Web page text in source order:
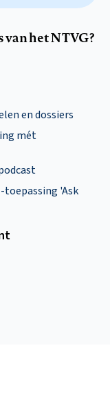
het NTVG?
en dossiers
mét
toepassing 'Ask